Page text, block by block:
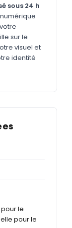
sous 24 h
sur le
visuel et
identité
le
pour le